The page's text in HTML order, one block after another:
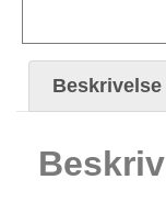
Beskrivelse